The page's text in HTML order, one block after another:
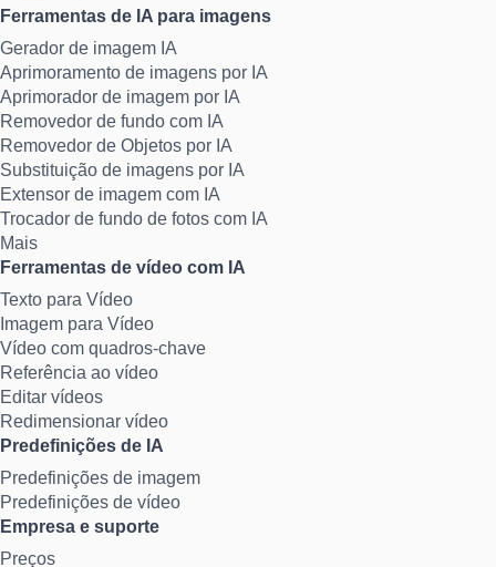
Ferramentas de IA para imagens
Gerador de imagem IA
Aprimoramento de imagens por IA
Aprimorador de imagem por IA
Removedor de fundo com IA
Removedor de Objetos por IA
Substituição de imagens por IA
Extensor de imagem com IA
Trocador de fundo de fotos com IA
Mais
Ferramentas de vídeo com IA
Texto para Vídeo
Imagem para Vídeo
Vídeo com quadros-chave
Referência ao vídeo
Editar vídeos
Redimensionar vídeo
Predefinições de IA
Predefinições de imagem
Predefinições de vídeo
Empresa e suporte
Preços